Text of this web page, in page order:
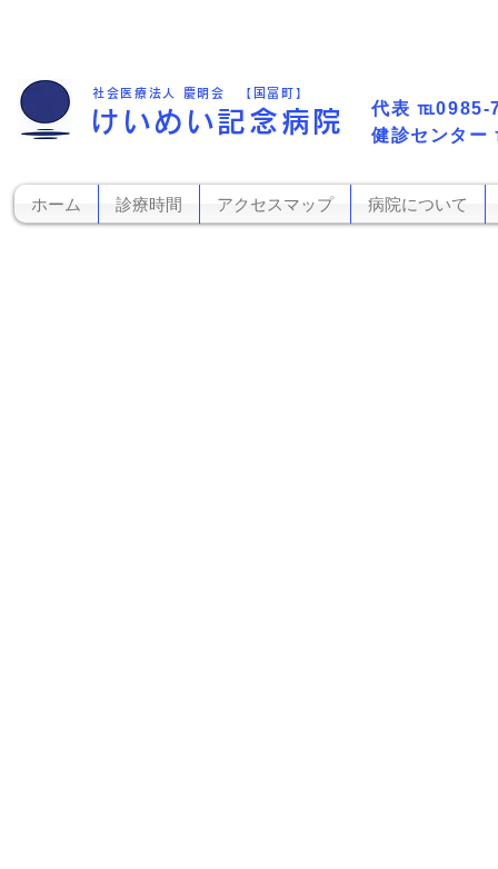
​健診センター
社会医療法人 慶明会 【国富町】
けいめい記念病院 代表​ ℡0985-
ホーム 診療時間 アクセスマップ 病院について